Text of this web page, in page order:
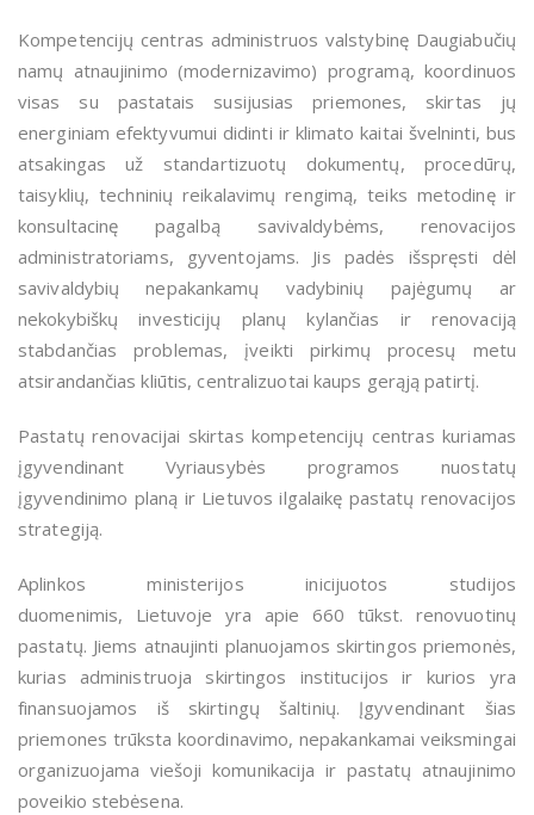
Kompetencijų centras administruos valstybinę Daugiabučių
namų atnaujinimo (modernizavimo) programą, koordinuos
visas su pastatais susijusias priemones, skirtas jų
energiniam efektyvumui didinti ir klimato kaitai švelninti, bus
atsakingas už standartizuotų dokumentų, procedūrų,
taisyklių, techninių reikalavimų rengimą, teiks metodinę ir
konsultacinę pagalbą savivaldybėms, renovacijos
administratoriams, gyventojams. Jis padės išspręsti dėl
savivaldybių nepakankamų vadybinių pajėgumų ar
nekokybiškų investicijų planų kylančias ir renovaciją
stabdančias problemas, įveikti pirkimų procesų metu
atsirandančias kliūtis, centralizuotai kaups gerąją patirtį.
Pastatų renovacijai skirtas kompetencijų centras kuriamas
įgyvendinant Vyriausybės programos nuostatų
įgyvendinimo planą ir Lietuvos ilgalaikę pastatų renovacijos
strategiją.
Aplinkos ministerijos inicijuotos studijos
duomenimis, Lietuvoje yra apie 660 tūkst. renovuotinų
pastatų. Jiems atnaujinti planuojamos skirtingos priemonės,
kurias administruoja skirtingos institucijos ir kurios yra
finansuojamos iš skirtingų šaltinių. Įgyvendinant šias
priemones trūksta koordinavimo, nepakankamai veiksmingai
organizuojama viešoji komunikacija ir pastatų atnaujinimo
poveikio stebėsena.